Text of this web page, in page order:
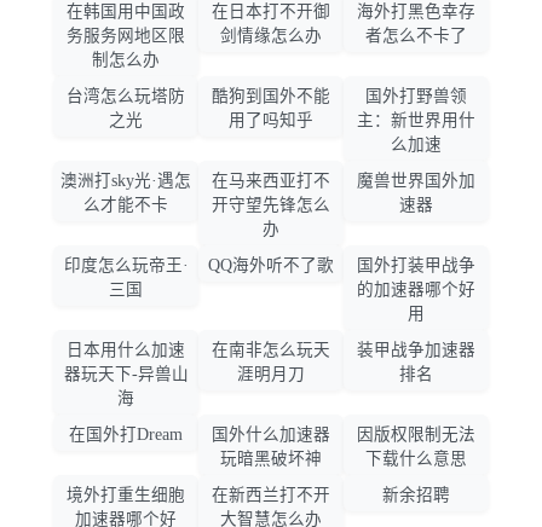
在韩国用中国政
务服务网地区限
制怎么办
在日本打不开御
剑情缘怎么办
海外打黑色幸存
者怎么不卡了
台湾怎么玩塔防
之光
酷狗到国外不能
用了吗知乎
国外打野兽领
主：新世界用什
么加速
澳洲打sky光·遇怎
么才能不卡
在马来西亚打不
开守望先锋怎么
办
魔兽世界国外加
速器
印度怎么玩帝王·
三国
QQ海外听不了歌
国外打装甲战争
的加速器哪个好
用
日本用什么加速
器玩天下-异兽山
海
在南非怎么玩天
涯明月刀
装甲战争加速器
排名
在国外打Dream
国外什么加速器
玩暗黑破坏神
因版权限制无法
下载什么意思
境外打重生细胞
加速器哪个好
在新西兰打不开
大智慧怎么办
新余招聘